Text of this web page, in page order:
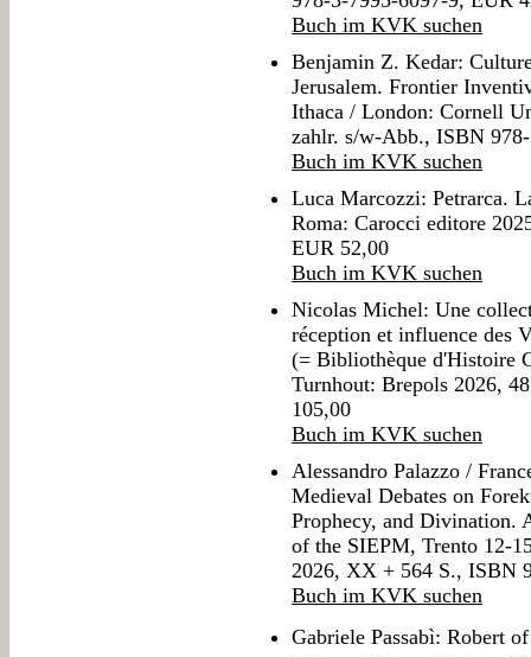
Buch im KVK suchen
Benjamin Z. Kedar:
Jerusalem. Frontier
Ithaca / London: Cornell
zahlr. s/w-Abb., ISBN
Buch im KVK suchen
Luca Marcozzi: Petrarca.
Roma: Carocci editore
EUR 52,00
Buch im KVK suchen
Nicolas Michel: Une
réception et influence des
(= Bibliothèque d'Histoire
Turnhout: Brepols 2026,
105,00
Buch im KVK suchen
Alessandro Palazzo /
Medieval Debates on
Prophecy, and
of the SIEPM, Trento 12-
2026, XX + 564 S., ISBN
Buch im KVK suchen
Gabriele Passabì: Robert